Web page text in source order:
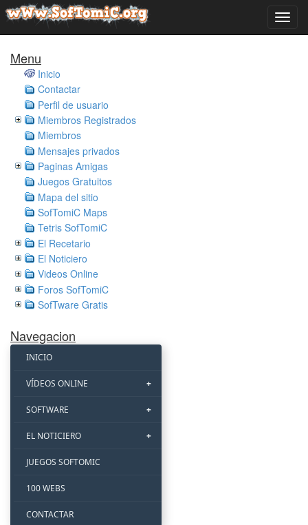
Menu
Inicio
Contactar
Perfil de usuario
Miembros Registrados
Miembros
Mensajes privados
Paginas Amigas
Juegos Gratuitos
Mapa del sitio
SofTomiC Maps
Tetris SofTomiC
El Recetario
El Noticiero
Videos Online
Foros SofTomiC
SofTware Gratis
Navegacion
INICIO
VÍDEOS ONLINE
SOFTWARE
EL NOTICIERO
JUEGOS SOFTOMIC
100 WEBS
CONTACTAR